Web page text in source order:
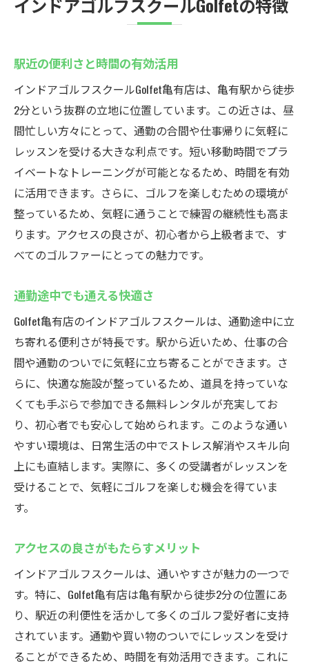
駅近の便利さと時間の有効活用
インドアゴルフスクールGolfet亀有店は、亀有駅から徒歩
2分という抜群の立地に位置しています。この近さは、昼
間忙しい方々にとって、通勤の合間や仕事帰りに気軽に
レッスンを受ける大きな利点です。短い移動時間でプラ
イベートなトレーニングが可能となるため、時間を有効
に活用できます。さらに、ゴルフを楽しむための環境が
整っているため、気軽に通うことで練習の継続性も高ま
ります。アクセスの良さが、初心者から上級者まで、す
べてのゴルファーにとっての魅力です。
通勤途中でも通える快適さ
Golfet亀有店のインドアゴルフスクールは、通勤途中に立
ち寄れる便利さが特長です。駅から近いため、仕事の合
間や通勤のついでに気軽に立ち寄ることができます。さ
らに、快適な施設が整っているため、道具を持っていな
くても手ぶらで参加できる無料レンタルが充実してお
り、初心者でも安心して始められます。このような通い
やすい環境は、日常生活の中でストレス解消やスキル向
上にも直結します。実際に、多くの受講者がレッスンを
受けることで、気軽にゴルフを楽しむ機会を得ていま
す。
アクセスの良さがもたらすメリット
インドアゴルフスクールは、通いやすさが魅力の一つで
す。特に、Golfet亀有店は亀有駅から徒歩2分の位置にあ
り、駅近の利便性を活かして多くのゴルフ愛好者に支持
されています。通勤や買い物のついでにレッスンを受け
ることができるため、時間を有効活用できます。これに